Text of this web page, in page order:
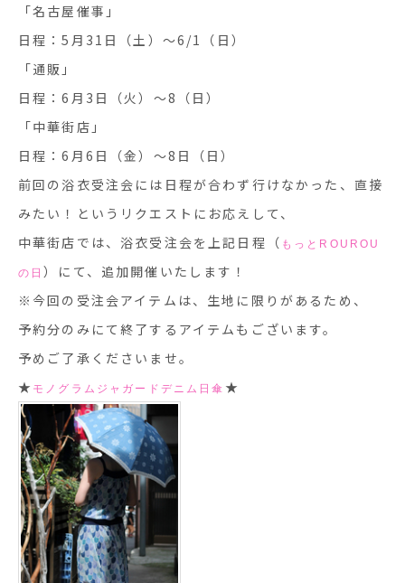
「名古屋催事」
日程：5月31日（土）～6/1（日）
「通販」
日程：6月3日（火）～8（日）
「中華街店」
日程：6月6日（金）～8日（日）
前回の浴衣受注会には日程が合わず行けなかった、直接
みたい！というリクエストにお応えして、
中華街店では、浴衣受注会を上記日程（ もっとROUROU
の日 ）にて、追加開催いたします！
※今回の受注会アイテムは、生地に限りがあるため、
予約分のみにて終了するアイテムもございます。
予めご了承くださいませ。
★ モノグラムジャガードデニム日傘 ★